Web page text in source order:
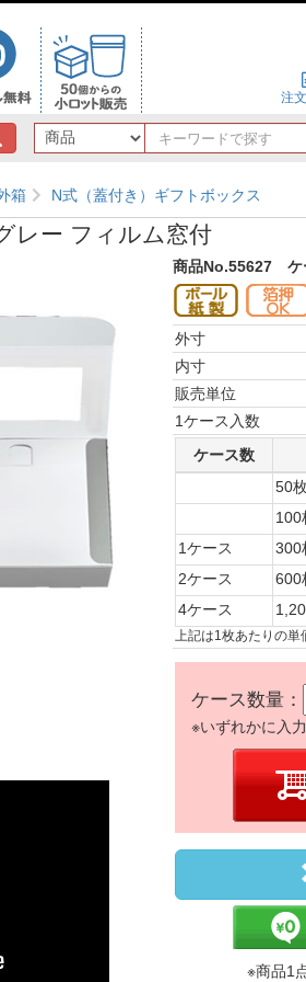
注
キ
ー
ー
ド
探
す
箱 N式（蓋付き）ギフトボックス
レー フィルム窓付
商品No.55627 ケ
外寸
内寸
販売単位
1ケース入数
ケース数
50
100
1ケース
300
2ケース
600
4ケース
上記は1枚あたりの単
ケース数量：
※いずれかに入力
※商品1